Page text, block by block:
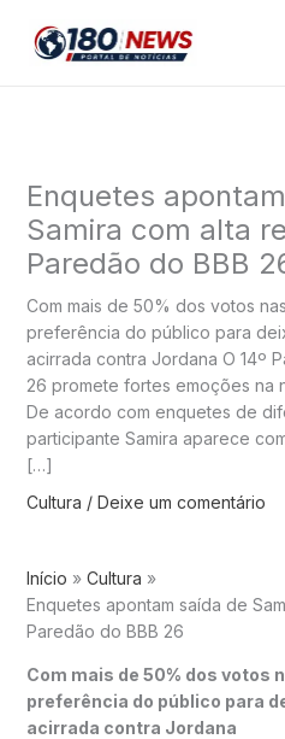
para
Enquetes
Samira com alta
Paredão do BBB
Com mais de 50% dos votos
preferência do público para
acirrada contra Jordana O 14º
26 promete fortes emoções na
De acordo com enquetes de
participante Samira aparece
[…]
Cultura / Deixe um comentário
Início
Cultura
Enquetes apontam saída de
Paredão do BBB 26
Com mais de 50% dos votos
preferência do público para
acirrada contra Jordana